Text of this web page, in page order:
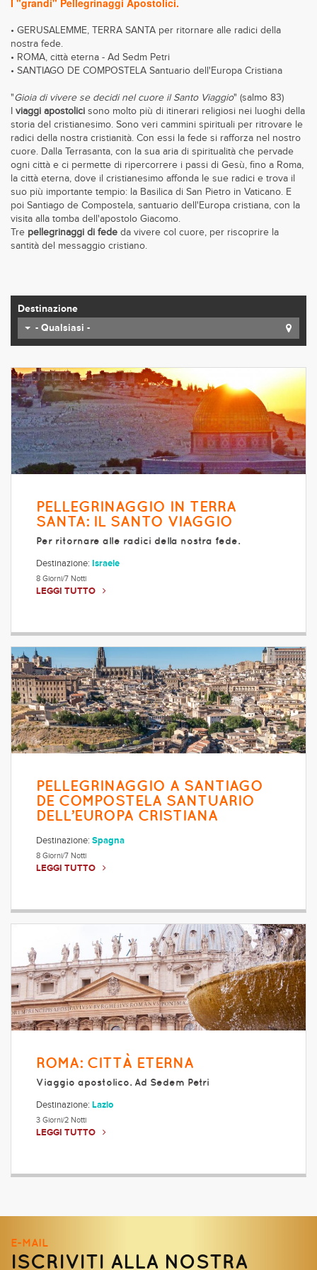
I "grandi" Pellegrinaggi Apostolici.
• GERUSALEMME, TERRA SANTA per ritornare alle radici della
nostra fede.
• ROMA, città eterna - Ad Sedm Petri
• SANTIAGO DE COMPOSTELA Santuario dell'Europa Cristiana
"Gioia di vivere se decidi nel cuore il Santo Viaggio" (salmo 83)
viaggi apostolici sono molto più di itinerari religiosi nei luoghi della
storia del cristianesimo. Sono veri cammini spirituali per ritrovare le
radici della nostra cristianità. Con essi la fede si rafforza nel nostro
cuore. Dalla Terrasanta, con la sua aria di spiritualità che pervade
ogni città e ci permette di ripercorrere i passi di Gesù, fino a Roma,
la città eterna, dove il cristianesimo affonda le sue radici e trova il
suo più importante tempio: la Basilica di San Pietro in Vaticano. E
poi Santiago de Compostela, santuario dell'Europa cristiana, con la
visita alla tomba dell'apostolo Giacomo.
Tre pellegrinaggi di fede da vivere col cuore, per riscoprire la
santità del messaggio cristiano.
Destinazione
- Qualsiasi -
PELLEGRINAGGIO IN TERRA
SANTA: IL SANTO VIAGGIO
Per ritornare alle radici della nostra fede.
Destinazione: Israele
8 Giorni/7 Notti
LEGGI TUTTO
PELLEGRINAGGIO A SANTIAGO
DE COMPOSTELA SANTUARIO
DELL’EUROPA CRISTIANA
Destinazione: Spagna
8 Giorni/7 Notti
LEGGI TUTTO
ROMA: CITTÀ ETERNA
Viaggio apostolico. Ad Sedem Petri
Destinazione: Lazio
3 Giorni/2 Notti
LEGGI TUTTO
E-MAIL
ISCRIVITI ALLA NOSTRA